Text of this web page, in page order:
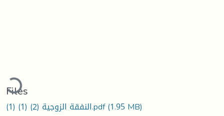
Loading...
Files
النفقة الزوجية (2) (1) (1).pdf(1.95 MB)